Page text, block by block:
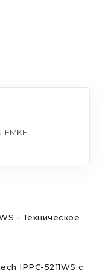
EMKE
- Техническое
IPPC-5211WS с